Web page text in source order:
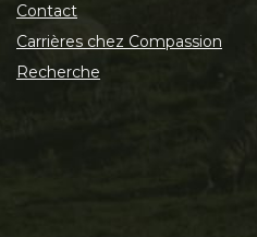
Contact
Carrières chez Compassion
Recherche